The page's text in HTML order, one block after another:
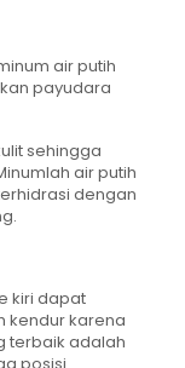
air putih
payudara
sehingga
air putih
dengan
kiri dapat
kendur karena
terbaik adalah